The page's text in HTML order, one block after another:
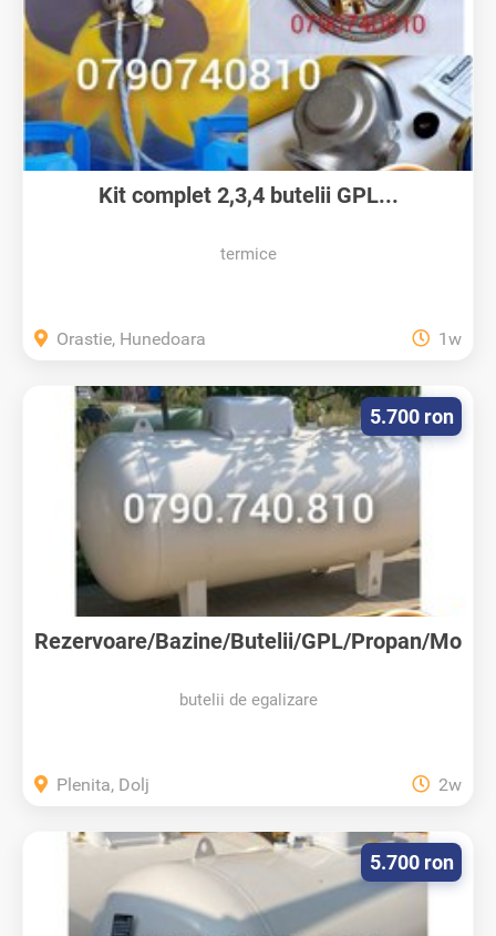
Kit complet 2,3,4 butelii GPL...
termice
Orastie, Hunedoara 1w
Rezervoare/Bazine/Butelii/GPL/Propan/Mo
butelii de egalizare
5.700 ron
Plenita, Dolj 2w
5.700 ron